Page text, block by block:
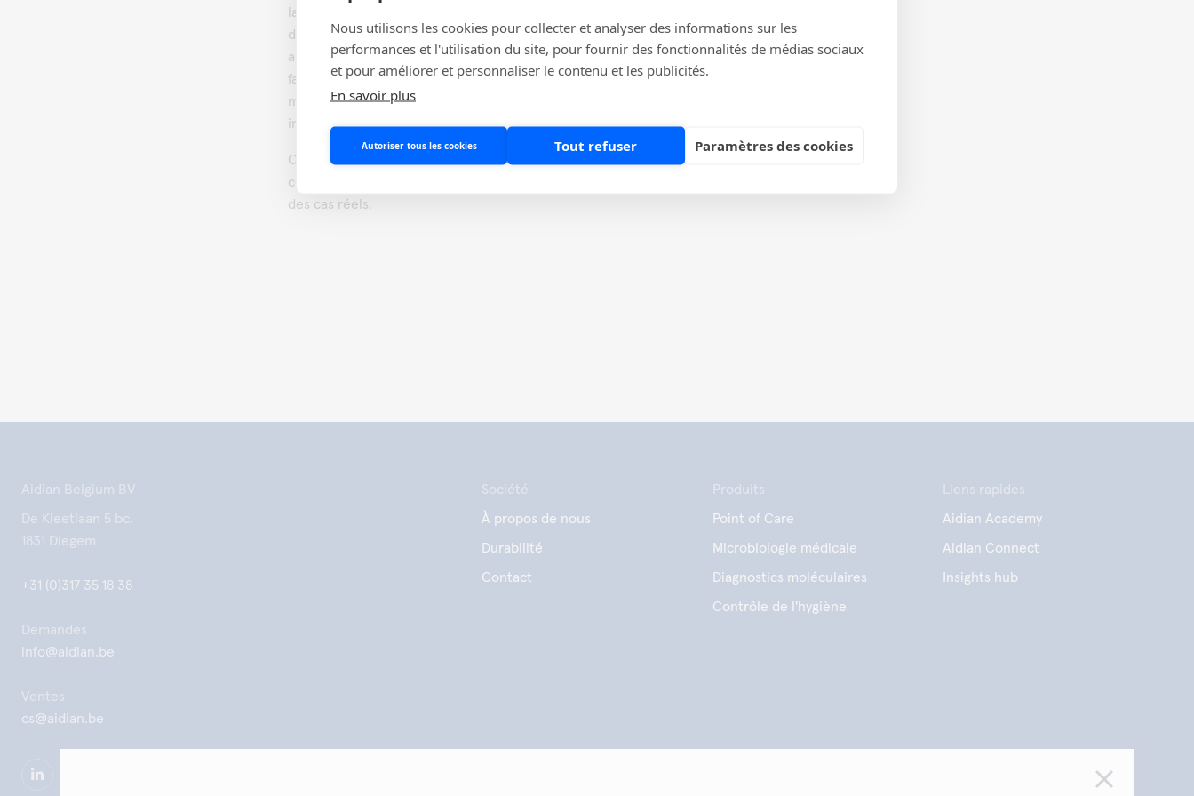
Nous utilisons les cookies pour collecter et analyser des informations sur les
performances et l'utilisation du site, pour fournir des fonctionnalités de médias sociaux
et pour améliorer et personnaliser le contenu et les publicités.
En savoir plus
Autoriser tous les cookies Tout refuser Paramètres des cookies
la surveillance de l'hygiène. Une bonne hygiène est très importante dans
de nombreux contextes tels que les installations de transformation des
aliments, les hôpitaux et les usines. Des tests de surveillance de l'hygiène
faciles à utiliser permettent de surveiller les contaminations
microbiennes. Ils contribuent ainsi à prévenir la propagation des
infections et à garantir une qualité élevée de la production industrielle.
Consulter les témoignages, interviews, expériences et informations dans
cette section pour en savoir plus sur nos produits et leurs utilisation dans
des cas réels.
Aidian Belgium BV
De Kleetlaan 5 bc,
1831 Diegem
+31 (0)317 35 18 38
Demandes
info@aidian.be
Ventes
cs@aidian.be
Société
À propos de nous
Durabilité
Contact
Produits
Point of Care
Microbiologie médicale
Diagnostics moléculaires
Contrôle de l'hygiène
Liens rapides
Aidian Academy
Aidian Connect
Insights hub